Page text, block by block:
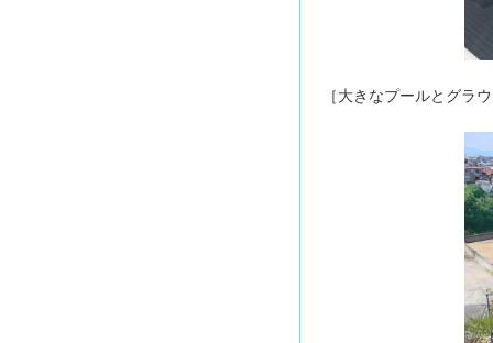
［大きなプールとグラ